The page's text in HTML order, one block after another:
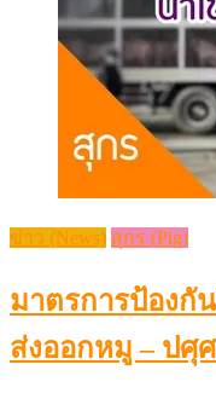
ข่าว (News) สุกร (Pig)
มาตรการป้องกั
ส่งออกหมู – ปศุ